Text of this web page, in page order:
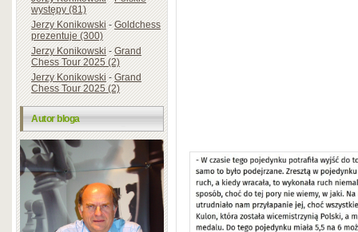
występy (81)
Jerzy Konikowski-Goldchess
prezentuje (300)
Jerzy Konikowski-Grand
Chess Tour 2025 (2)
Jerzy Konikowski-Grand
Chess Tour 2025 (2)
Autor bloga